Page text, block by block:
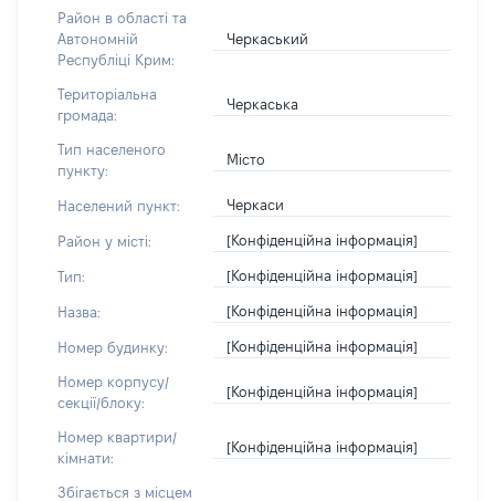
Район в області та
Автономній
Республіці Крим:
Черкаський
Територіальна
громада:
Черкаська
Тип населеного
пункту:
Місто
Населений пункт: Черкаси
Район у місті: [Конфіденційна інформація]
Тип: [Конфіденційна інформація]
Назва: [Конфіденційна інформація]
Номер будинку: [Конфіденційна інформація]
Номер корпусу/
секції/блоку:
[Конфіденційна інформація]
Номер квартири/
кімнати:
[Конфіденційна інформація]
Збігається з місцем